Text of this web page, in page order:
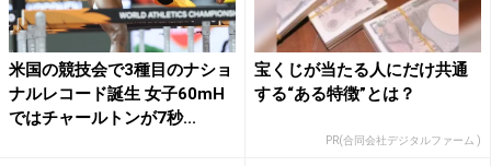
米国の競技会で3種目のナショ
ナルレコード誕生 女子60mH
ではチャールトンが7秒...
宝くじが当たる人にだけ共通
する“ある特徴”とは？
PR(合同会社デジタルファーム )